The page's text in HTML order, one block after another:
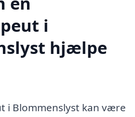
i
hjælpe
i Blommenslyst kan være